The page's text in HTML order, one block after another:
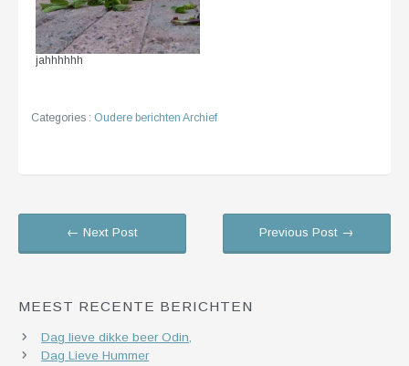
jahhhhhh
Categories : Oudere berichten Archief
← Next Post Previous Post →
MEEST RECENTE BERICHTEN
Dag lieve dikke beer Odin,
Dag Lieve Hummer